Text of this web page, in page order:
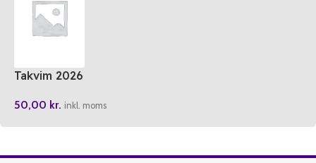
Takvim 2026
50,00 kr. inkl. moms